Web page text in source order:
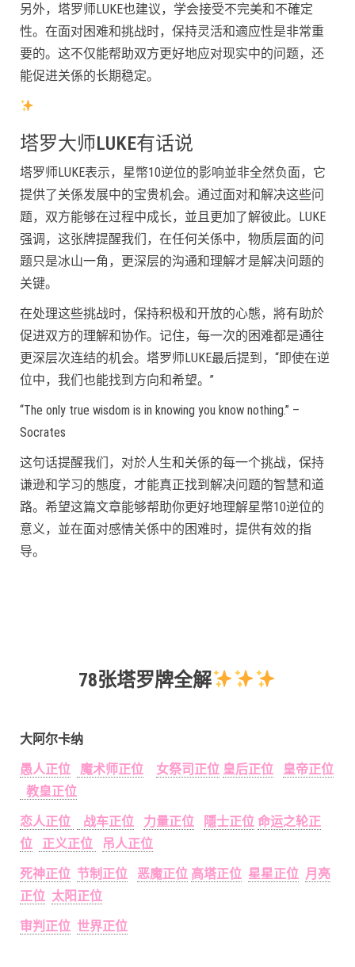
另外，塔罗师LUKE也建议，学会接受不完美和不確定
性。在面对困难和挑战时，保持灵活和適应性是非常重
要的。这不仅能帮助双方更好地应对现实中的问题，还
能促进关係的长期稳定。
塔罗大师LUKE有话说
塔罗师LUKE表示，星幣10逆位的影响並非全然负面，它
提供了关係发展中的宝贵机会。通过面对和解决这些问
题，双方能够在过程中成长，並且更加了解彼此。LUKE
强调，这张牌提醒我们，在任何关係中，物质层面的问
题只是冰山一角，更深层的沟通和理解才是解决问题的
关键。
在处理这些挑战时，保持积极和开放的心態，將有助於
促进双方的理解和协作。记住，每一次的困难都是通往
更深层次连结的机会。塔罗师LUKE最后提到，“即使在逆
位中，我们也能找到方向和希望。”
“The only true wisdom is in knowing you know nothing.” –
Socrates
这句话提醒我们，对於人生和关係的每一个挑战，保持
谦逊和学习的態度，才能真正找到解决问题的智慧和道
路。希望这篇文章能够帮助你更好地理解星幣10逆位的
意义，並在面对感情关係中的困难时，提供有效的指
导。
78张塔罗牌全解
大阿尔卡纳
愚人正位
魔术师正位 女祭司正位 皇后正位
皇帝正位
教皇正位
恋人正位
战车正位 力量正位 隱士正位 命运之轮正
位
正义正位
吊人正位
死神正位 节制正位 恶魔正位 高塔正位 星星正位 月亮
正位 太阳正位
审判正位 世界正位